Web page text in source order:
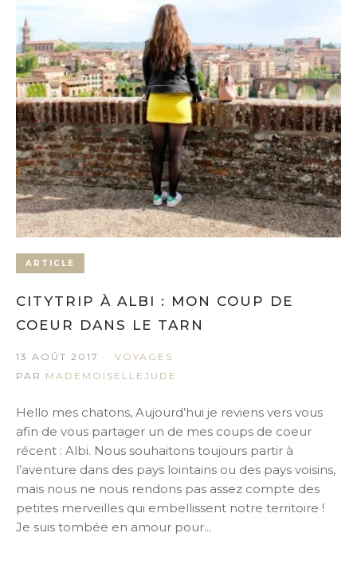
ARTICLE
CITYTRIP À ALBI : MON COUP DE
COEUR DANS LE TARN
13 AOÛT 2017
VOYAGES
PAR MADEMOISELLEJUDE
Hello mes chatons, Aujourd’hui je reviens vers vous
afin de vous partager un de mes coups de coeur
récent : Albi. Nous souhaitons toujours partir à
l’aventure dans des pays lointains ou des pays voisins,
mais nous ne nous rendons pas assez compte des
petites merveilles qui embellissent notre territoire !
Je suis tombée en amour pour...